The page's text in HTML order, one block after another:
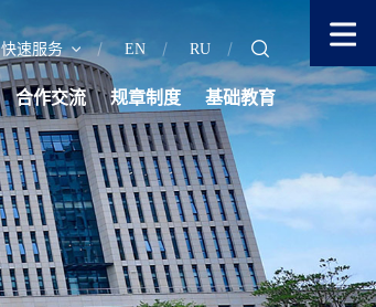
快速服务 EN RU
合作交流 规章制度 基础教育